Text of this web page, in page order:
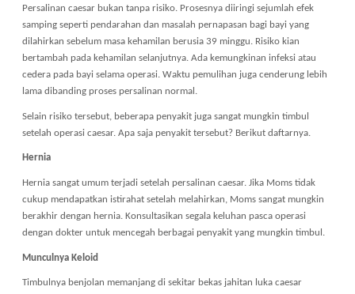
Persalinan caesar bukan tanpa risiko. Prosesnya diiringi sejumlah efek
samping seperti pendarahan dan masalah pernapasan bagi bayi yang
dilahirkan sebelum masa kehamilan berusia 39 minggu. Risiko kian
bertambah pada kehamilan selanjutnya. Ada kemungkinan infeksi atau
cedera pada bayi selama operasi. Waktu pemulihan juga cenderung lebih
lama dibanding proses persalinan normal.
Selain risiko tersebut, beberapa penyakit juga sangat mungkin timbul
setelah operasi caesar. Apa saja penyakit tersebut? Berikut daftarnya.
Hernia
Hernia sangat umum terjadi setelah persalinan caesar. Jika Moms tidak
cukup mendapatkan istirahat setelah melahirkan, Moms sangat mungkin
berakhir dengan hernia. Konsultasikan segala keluhan pasca operasi
dengan dokter untuk mencegah berbagai penyakit yang mungkin timbul.
Munculnya Keloid
Timbulnya benjolan memanjang di sekitar bekas jahitan luka caesar